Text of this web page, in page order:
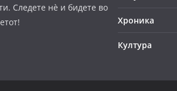
Следете нè и бидете во
Хроника
Култура